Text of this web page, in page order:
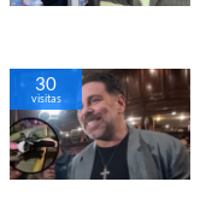
30
visitas